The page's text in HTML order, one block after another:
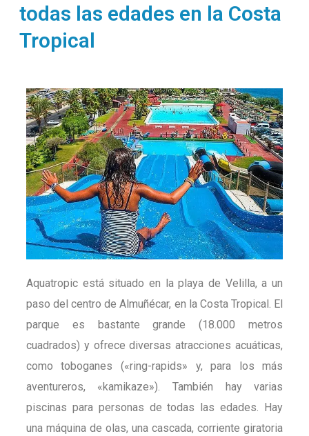
todas las edades en la Costa
Tropical
Aquatropic está situado en la playa de Velilla, a un
paso del centro de Almuñécar, en la Costa Tropical. El
parque es bastante grande (18.000 metros
cuadrados) y ofrece diversas atracciones acuáticas,
como toboganes («ring-rapids» y, para los más
aventureros, «kamikaze»). También hay varias
piscinas para personas de todas las edades. Hay
una máquina de olas, una cascada, corriente giratoria